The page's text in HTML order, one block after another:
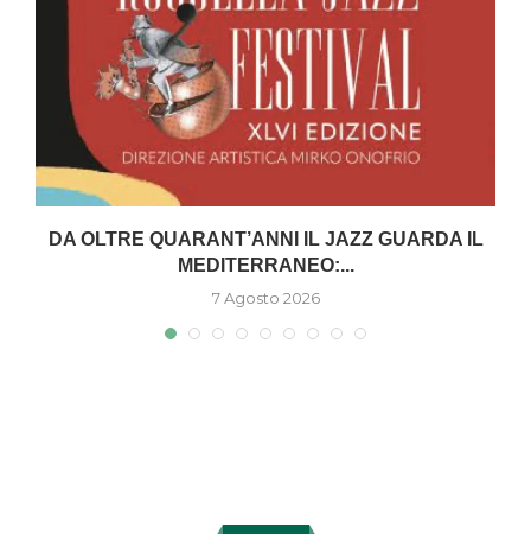
DA OLTRE QUARANT’ANNI IL JAZZ GUARDA IL
MEDITERRANEO:...
7 Agosto 2026